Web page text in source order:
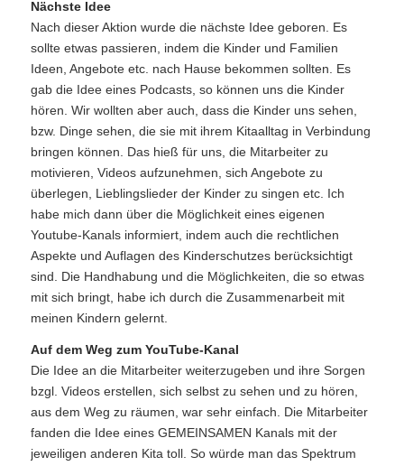
Nächste Idee
Nach dieser Aktion wurde die nächste Idee geboren. Es
sollte etwas passieren, indem die Kinder und Familien
Ideen, Angebote etc. nach Hause bekommen sollten. Es
gab die Idee eines Podcasts, so können uns die Kinder
hören. Wir wollten aber auch, dass die Kinder uns sehen,
bzw. Dinge sehen, die sie mit ihrem Kitaalltag in Verbindung
bringen können. Das hieß für uns, die Mitarbeiter zu
motivieren, Videos aufzunehmen, sich Angebote zu
überlegen, Lieblingslieder der Kinder zu singen etc. Ich
habe mich dann über die Möglichkeit eines eigenen
Youtube-Kanals informiert, indem auch die rechtlichen
Aspekte und Auflagen des Kinderschutzes berücksichtigt
sind. Die Handhabung und die Möglichkeiten, die so etwas
mit sich bringt, habe ich durch die Zusammenarbeit mit
meinen Kindern gelernt.
Auf dem Weg zum YouTube-Kanal
Die Idee an die Mitarbeiter weiterzugeben und ihre Sorgen
bzgl. Videos erstellen, sich selbst zu sehen und zu hören,
aus dem Weg zu räumen, war sehr einfach. Die Mitarbeiter
fanden die Idee eines GEMEINSAMEN Kanals mit der
jeweiligen anderen Kita toll. So würde man das Spektrum